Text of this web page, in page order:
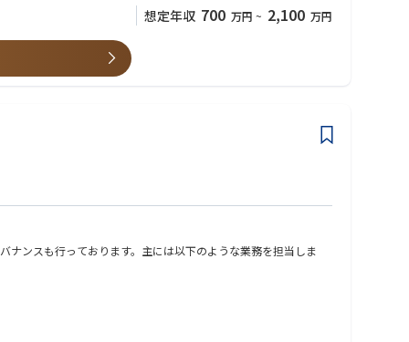
想定年収 700 万円 ~ 2,100 万円
ナンスも行っております。主には以下のような業務を担当しま